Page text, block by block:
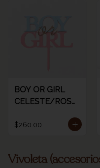
BOY OR GIRL
CELESTE/ROSA
$260.00
Vivoleta